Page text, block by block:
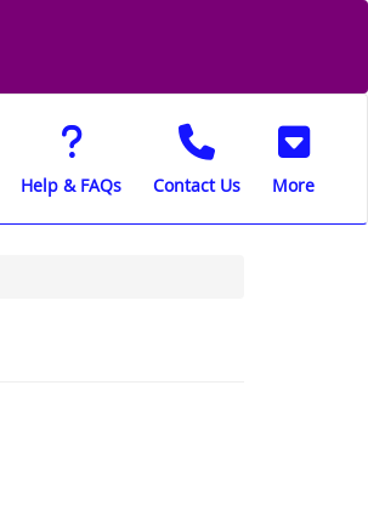
Help & FAQs Contact Us More